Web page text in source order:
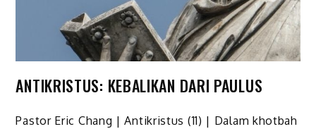
ANTIKRISTUS: KEBALIKAN DARI PAULUS
Pastor Eric Chang | Antikristus (11) | Dalam khotbah